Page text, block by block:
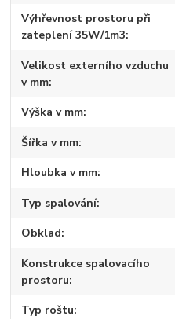
Výhřevnost prostoru při
zateplení 35W/1m3
Velikost externího vzduchu
v mm
Výška v mm
Šířka v mm
Hloubka v mm
Typ spalování
Obklad
Konstrukce spalovacího
prostoru
Typ roštu